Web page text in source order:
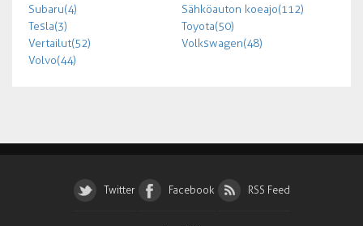
Subaru (4)
Sähköauton koeajo (112)
Tesla (3)
Toyota (50)
Vertailut (52)
Volkswagen (48)
Volvo (44)
Twitter Facebook RSS Feed